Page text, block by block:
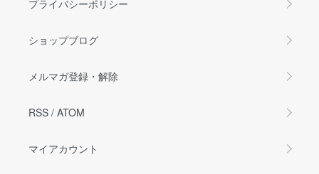
プライバシーポリシー
ショップブログ
メルマガ登録・解除
RSS / ATOM
マイアカウント